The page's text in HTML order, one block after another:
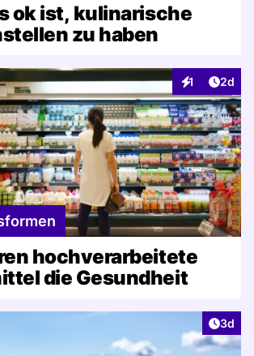
ok ist, kulinarische
zu haben
1
Interaktionen
2d
hochverarbeitete
die Gesundheit
3d